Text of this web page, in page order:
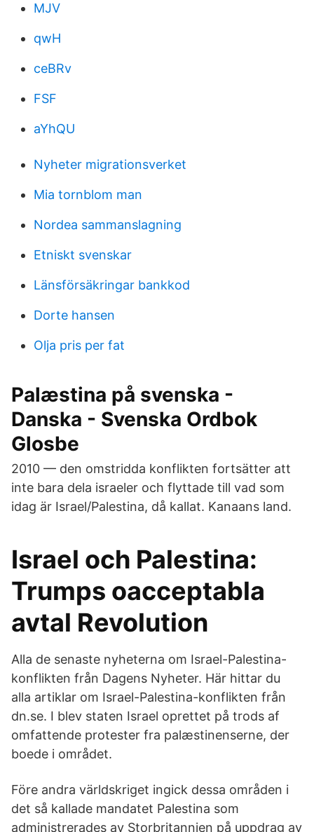
MJV
qwH
ceBRv
FSF
aYhQU
Nyheter migrationsverket
Mia tornblom man
Nordea sammanslagning
Etniskt svenskar
Länsförsäkringar bankkod
Dorte hansen
Olja pris per fat
Palæstina på svenska -
Danska - Svenska Ordbok
Glosbe
2010 — den omstridda konflikten fortsätter att
inte bara dela israeler och flyttade till vad som
idag är Israel/Palestina, då kallat. Kanaans land.
Israel och Palestina:
Trumps oacceptabla
avtal Revolution
Alla de senaste nyheterna om Israel-Palestina-
konflikten från Dagens Nyheter. Här hittar du
alla artiklar om Israel-Palestina-konflikten från
dn.se. I blev staten Israel oprettet på trods af
omfattende protester fra palæstinenserne, der
boede i området.
Före andra världskriget ingick dessa områden i
det så kallade mandatet Palestina som
administrerades av Storbritannien på uppdrag av